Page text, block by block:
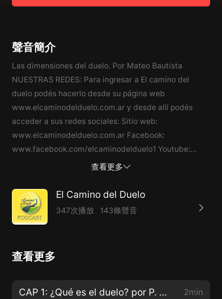
聲音簡介
Las dimensiones del duelo. Por Mateo Bautista
NUESTRAS REDES: Para ingresar a El camino del
duelo podés hacerlo desde su página web
www.elcaminodelduelo.com.ar y desde allí podés
acceder a sus redes sociales: Sitio web:
www.elcaminodelduelo.com.ar Facebook:
www.facebook.com/elcaminodelduelo1 Youtube:
www.youtube.com/user/Gruporesurreccion
https://www.instagram.com/elcaminodelduelo1/channel/
Para escribirnos podés hacerlo a nuestro correo:
contacto@elcaminodelduelo.com.ar Mi nombre es
查看更多
El Camino del Duelo
347次播放 143條聲音
查看更多
CAP 1: ¿Qué es el duelo? por P. Mateo Bautista 2min